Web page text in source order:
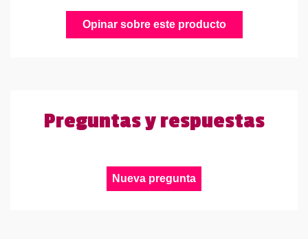
Opinar sobre este producto
Preguntas y respuestas
Nueva pregunta